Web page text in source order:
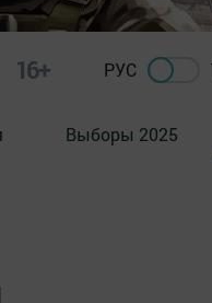
16+ РУС
Выборы 2025